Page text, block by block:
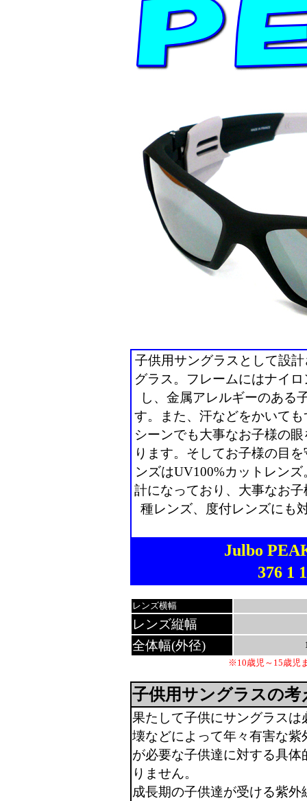
子供用サングラスとして設
グラス。フレームにはナイ
し、金属アレルギーのある
す。また、汗などをかいて
シーンでも大事なお子様の
ります。そしてお子様の目
ンズはUV100%カットレン
計になっており、大事なお
種レンズ、度付レンズにも
Julbo
376
レンズ横幅
レンズ縦幅
全体幅(外径)
※10歳児～15歳児
子供用サングラスの考
果たして子供にサングラス
壊などによって年々有害な
が必要な子供達に対する具
りません。
成長期の子供達が受ける紫